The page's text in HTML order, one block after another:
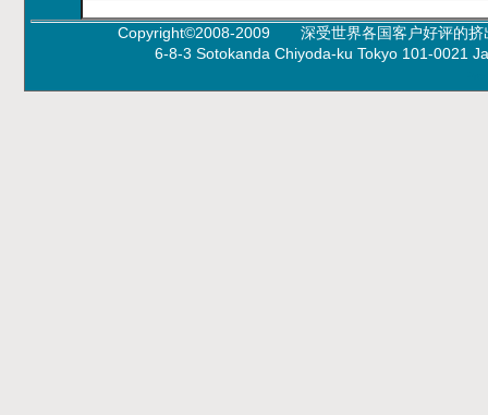
Copyright©2008-2009 深受世界各国客户好评的挤
6-8-3 Sotokanda Chiyoda-ku Tokyo 101-